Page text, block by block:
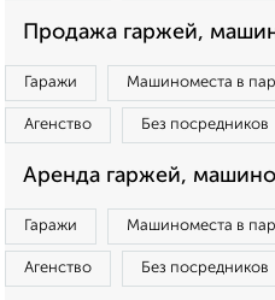
Продажа гаржей,
Гаражи Машиноместа в
Агенство Без посредников
Аренда гаржей,
Гаражи Машиноместа в
Агенство Без посредников